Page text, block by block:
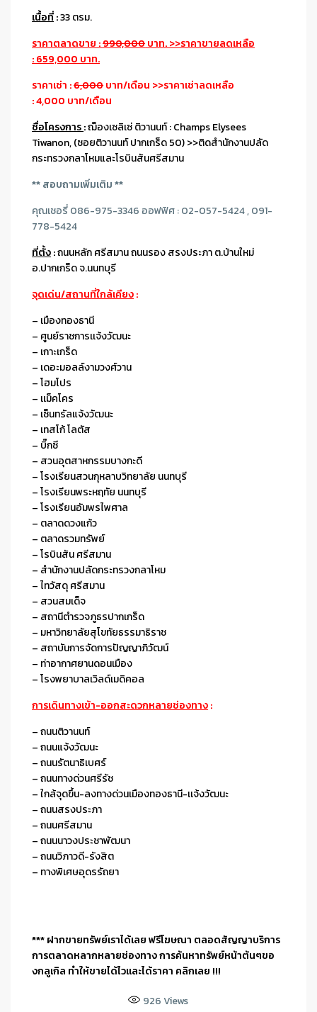
เนื้อที่:33 ตรม.
ราคาตลาดขาย :990,000บาท. >>ราคาขายลดเหลือ
: 659,000 บาท.
ราคาเช่า :6,000บาท/เดือน >>ราคาเช่าลดเหลือ
: 4,000 บาท/เดือน
ชื่อโครงการ:ฌ็องเซลิเซ่ ติวานนท์ : Champs Elysees
Tiwanon, (ซอยติวานนท์ ปากเกร็ด 50) >>ติดสำนักงานปลัด
กระทรวงกลาโหมและโรบินสันศรีสมาน
** สอบถามเพิ่มเติม **
คุณเชอรี่ 086-975-3346 ออฟฟิศ : 02-057-5424 , 091-
778-5424
ที่ตั้ง:ถนนหลัก ศรีสมาน ถนนรอง สรงประภา ต.บ้านใหม่
อ.ปากเกร็ด จ.นนทบุรี
จุดเด่น/สถานที่ใกล้เคียง:
– เมืองทองธานี
– ศูนย์ราชการเเจ้งวัฒนะ
– เกาะเกร็ด
– เดอะมอลล์งามวงศ์วาน
– โฮมโปร
– เเม็คโคร
– เซ็นทรัลแจ้งวัฒนะ
– เทสโก้ โลตัส
– บิ๊กซี
– สวนอุตสาหกรรมบางกะดี
– โรงเรียนสวนกุหลาบวิทยาลัย นนทบุรี
– โรงเรียนพระหฤทัย นนทบุรี
– โรงเรียนอัมพรไพศาล
– ตลาดดวงแก้ว
– ตลาดรวมทรัพย์
– โรบินสัน ศรีสมาน
– สำนักงานปลัดกระทรวงกลาโหม
– ไทวัสดุ ศรีสมาน
– สวนสมเด็จ
– สถานีตำรวจภูธรปากเกร็ด
– มหาวิทยาลัยสุโขทัยธรรมาธิราช
– สถาบันการจัดการปัญญาภิวัฒน์
– ท่าอากาศยานดอนเมือง
– โรงพยาบาลเวิลด์เมดิคอล
การเดินทางเข้า-ออกสะดวกหลายช่องทาง:
– ถนนติวานนท์
– ถนนแจ้งวัฒนะ
– ถนนรัตนาธิเบศร์
– ถนนทางด่วนศรีรัช
– ใกล้จุดขึ้น-ลงทางด่วนเมืองทองธานี-เเจ้งวัฒนะ
– ถนนสรงประภา
– ถนนศรีสมาน
– ถนนนาวงประชาพัฒนา
– ถนนวิภาวดี-รังสิต
– ทางพิเศษอุดรรัถยา
*** ฝากขายทรัพย์เราได้เลย ฟรีโฆษณา ตลอดสัญญาบริการ
การตลาดหลากหลายช่องทาง การค้นหาทรัพย์หน้าต้นๆขอ
งกลูเกิล ทำให้ขายได้ไวและได้ราคา คลิกเลย !!!
926Views